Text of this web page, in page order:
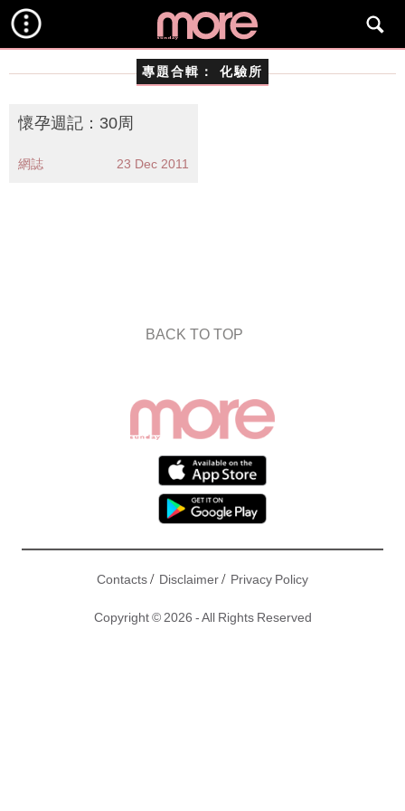
專題合輯： 化驗所
懷孕週記：30周
網誌 23 Dec 2011
BACK TO TOP
Contacts/ Disclaimer/ Privacy Policy
Copyright © 2026 - All Rights Reserved